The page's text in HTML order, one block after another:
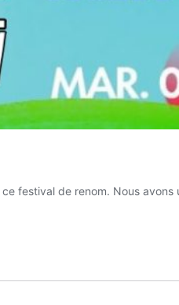
festival de renom. Nous